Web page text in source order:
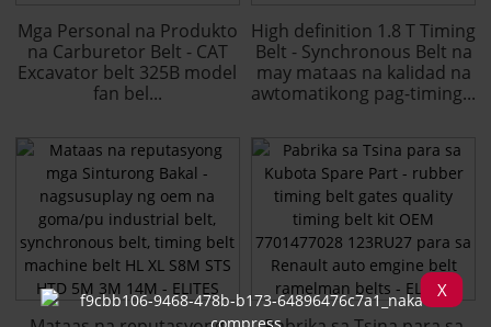
Mga Personal na Produkto
na Carburetor Belt - CAT
Excavator belt 325B model
fan bel...
High definition 1.8 T Timing
Belt - Synchronous Belt na
may mataas na kalidad na
awtomatikong pag-timing...
X